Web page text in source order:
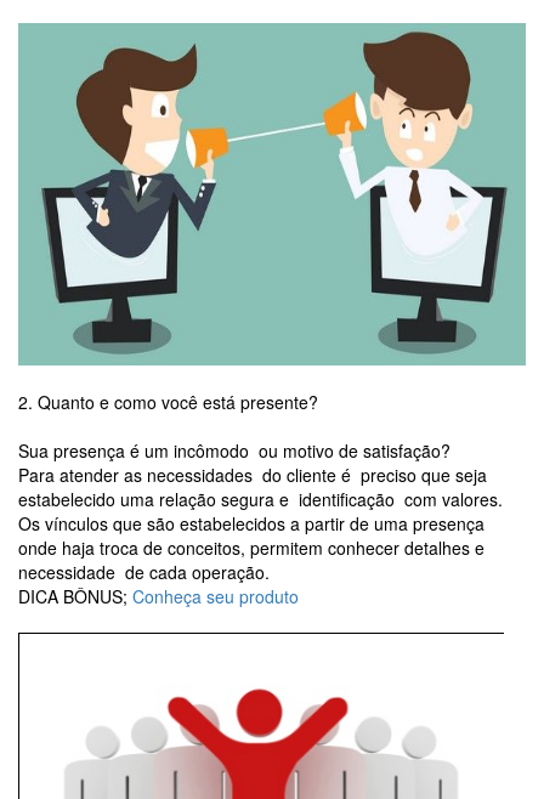
2. Quanto e como você está presente?
Sua presença é um incômodo ou motivo de satisfação?
Para atender as necessidades do cliente é preciso que seja
estabelecido uma relação segura e identificação com valores.
Os vínculos que são estabelecidos a partir de uma presença
onde haja troca de conceitos, permitem conhecer detalhes e
necessidade de cada operação.
DICA BÔNUS; Conheça seu produto